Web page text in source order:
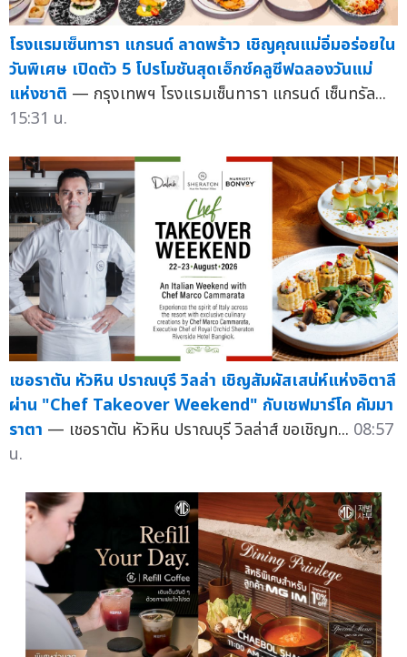
โรงแรมเซ็นทารา แกรนด์ ลาดพร้าว เชิญคุณแม่อิ่มอร่อยใน
วันพิเศษ เปิดตัว 5 โปรโมชันสุดเอ็กซ์คลูซีฟฉลองวันแม่
แห่งชาติ — กรุงเทพฯ โรงแรมเซ็นทารา แกรนด์ เซ็นทรัล...
15:31 น.
เชอราตัน หัวหิน ปราณบุรี วิลล่า เชิญสัมผัสเสน่ห์แห่งอิตาลี
ผ่าน "Chef Takeover Weekend" กับเชฟมาร์โค คัมมา
ราตา — เชอราตัน หัวหิน ปราณบุรี วิลล่าส์ ขอเชิญท... 08:57
น.